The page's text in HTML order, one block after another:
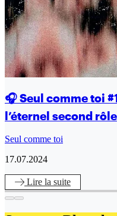
🎧 Seul comme toi
l’éternel second rôle
Seul comme toi
17.07.2024
Lire la suite